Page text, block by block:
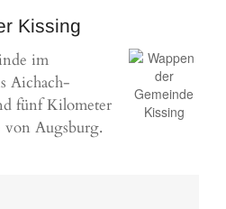
Kissing
im
Aichach-
fünf Kilometer
von Augsburg.